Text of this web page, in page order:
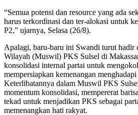
“Semua potensi dan resource yang ada
harus terkordinasi dan ter-alokasi untuk
P2,” ujarnya, Selasa (26/8).
Apalagi, baru-baru ini Swandi turut hadir
Wilayah (Muswil) PKS Sulsel di
konsolidasi internal partai untuk
mempersiapkan kemenangan
Keterlibatannya dalam Muswil PKS
momentum konsolidasi, mempererat
tekad untuk menjadikan PKS sebagai
memenangkan hati rakyat.